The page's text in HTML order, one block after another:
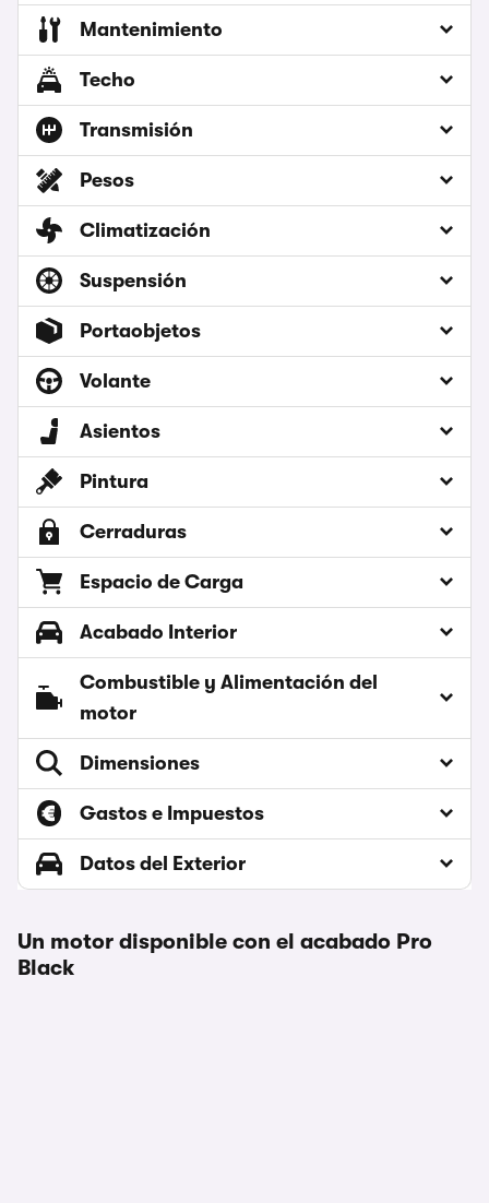
Mantenimiento
Techo
Transmisión
Pesos
Climatización
Suspensión
Portaobjetos
Volante
Asientos
Pintura
Cerraduras
Espacio de Carga
Acabado Interior
Combustible y Alimentación del
motor
Dimensiones
Gastos e Impuestos
Datos del Exterior
Un motor disponible con el acabado Pro
Black